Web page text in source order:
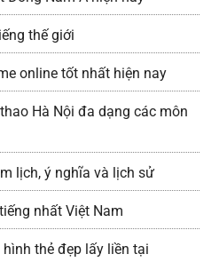
thế giới
online tốt nhất hiện nay
Hà Nội đa dạng các môn
lịch, ý nghĩa và lịch sử
nhất Việt Nam
thẻ đẹp lấy liền tại